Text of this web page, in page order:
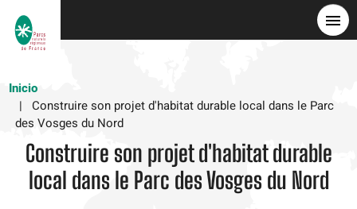
Inicio
Construire son projet d'habitat durable local dans le Parc
des Vosges du Nord
Construire son projet d'habitat durable
local dans le Parc des Vosges du Nord